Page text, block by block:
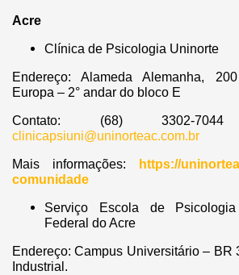
Acre
Clínica de Psicologia Uninorte
Endereço: Alameda Alemanha,
Europa – 2° andar do bloco E
Contato: (68) 3302-
clinicapsiuni@uninorteac.com.br
Mais informações:
https://
comunidade
Serviço Escola de
Federal do Acre
Endereço: Campus Universitário – BR
Industrial.